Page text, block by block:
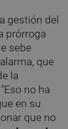
gestión del
prórroga
sebe
que
la
no ha
en su
que no